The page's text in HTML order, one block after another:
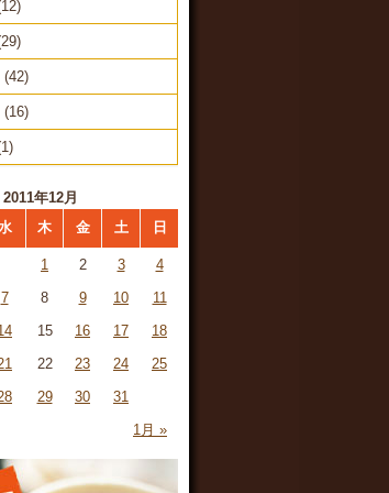
(42)
(16)
2011年12月
木 金 土 日
1月 »
1 2 3
4
7 8 9 10
11
15 16 17
18
22 23 24
25
29 30 31